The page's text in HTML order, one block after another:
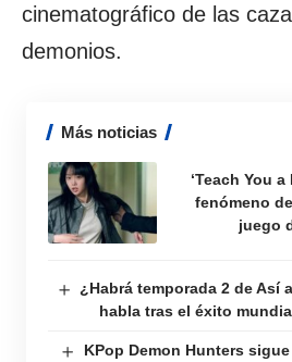
cinematográfico de las
demonios.
Más noticias
‘Teach You
fenómeno
juego
¿Habrá temporada 2 de Así
habla tras el éxito
KPop Demon Hunters